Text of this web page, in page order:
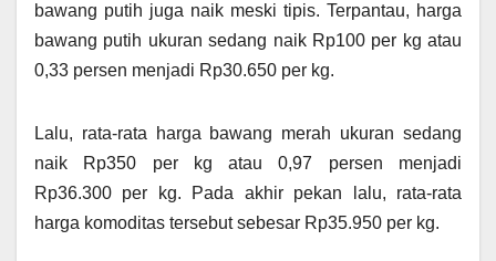
bawang putih juga naik meski tipis. Terpantau, harga
bawang putih ukuran sedang naik Rp100 per kg atau
0,33 persen menjadi Rp30.650 per kg.
Lalu, rata-rata harga bawang merah ukuran sedang
naik Rp350 per kg atau 0,97 persen menjadi
Rp36.300 per kg. Pada akhir pekan lalu, rata-rata
harga komoditas tersebut sebesar Rp35.950 per kg.